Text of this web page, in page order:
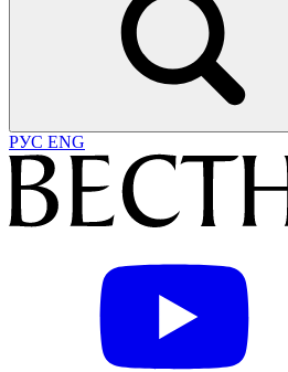
РУС ENG